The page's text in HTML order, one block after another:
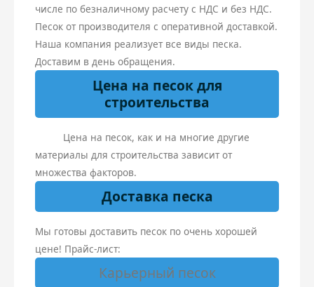
числе по безналичному расчету с НДС и без НДС.
Песок от производителя с оперативной доставкой.
Наша компания реализует все виды песка.
Доставим в день обращения.
Цена на песок для
строительства
Цена на песок, как и на многие другие
материалы для строительства зависит от
множества факторов.
Доставка песка
Мы готовы доставить песок по очень хорошей
цене! Прайс-лист:
Карьерный песок